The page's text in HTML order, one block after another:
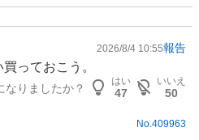
2026/8/4 10:55報告
っておこう。
なりましたか？
はい
47
いいえ
50
No.409963